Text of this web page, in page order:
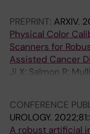
Gambacorta M;
Łowicki R;
Sørensen KD;
Ruusuvuori P;
Tsuzuki T;
PREPRINT: ARXIV.
Physical Color
Scanners for
Assisted Cancer
Ji X; Salmon R;
A; Olsson H;
Egevad L;
CONFERENCE
UROLOGY.
A robust artificial